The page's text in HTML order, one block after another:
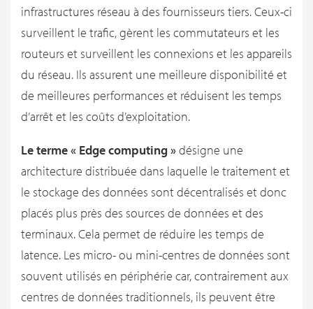
infrastructures réseau à des fournisseurs tiers. Ceux-ci
surveillent le trafic, gèrent les commutateurs et les
routeurs et surveillent les connexions et les appareils
du réseau. Ils assurent une meilleure disponibilité et
de meilleures performances et réduisent les temps
d’arrêt et les coûts d’exploitation.
Le terme « Edge computing »désigne une
architecture distribuée dans laquelle le traitement et
le stockage des données sont décentralisés et donc
placés plus près des sources de données et des
terminaux. Cela permet de réduire les temps de
latence. Les micro- ou mini-centres de données sont
souvent utilisés en périphérie car, contrairement aux
centres de données traditionnels, ils peuvent être